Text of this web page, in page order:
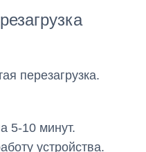
перезагрузка.
5-10 минут.
устройства.